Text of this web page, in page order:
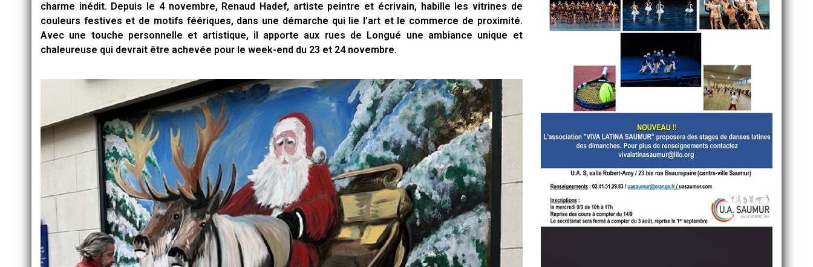
charme inédit. Depuis le 4 novembre, Renaud Hadef, artiste peintre et écrivain, habille les vitrines de
couleurs festives et de motifs féériques, dans une démarche qui lie l’art et le commerce de proximité.
Avec une touche personnelle et artistique, il apporte aux rues de Longué une ambiance unique et
chaleureuse qui devrait être achevée pour le week-end du 23 et 24 novembre.